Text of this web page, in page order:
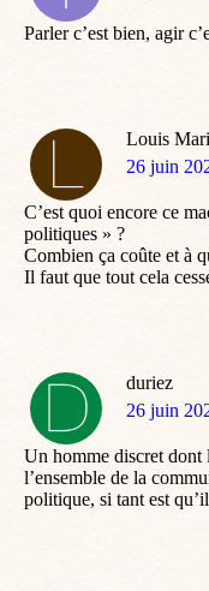
Parler c’est bien, agir
Louis
dit
26 juin
C’est quoi encore ce
politiques » ?
Combien ça coûte et à
Il faut que tout cela
duriez
dit
26 juin
Un homme discret dont
l’ensemble de la
politique, si tant est